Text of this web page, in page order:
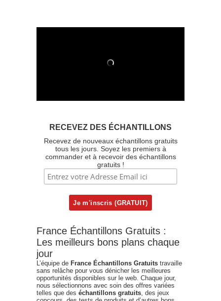
RECEVEZ DES ÉCHANTILLONS
Recevez de nouveaux échantillons gratuits
tous les jours. Soyez les premiers à
commander et à recevoir des échantillons
gratuits !
France Échantillons Gratuits :
Les meilleurs bons plans chaque
jour
L’équipe de France Échantillons Gratuits travaille
sans relâche pour vous dénicher les meilleures
opportunités disponibles sur le web. Chaque jour,
nous sélectionnons avec soin des offres variées
telles que des échantillons gratuits, des jeux